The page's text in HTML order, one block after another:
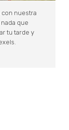
con nuestra
que
tu tarde y